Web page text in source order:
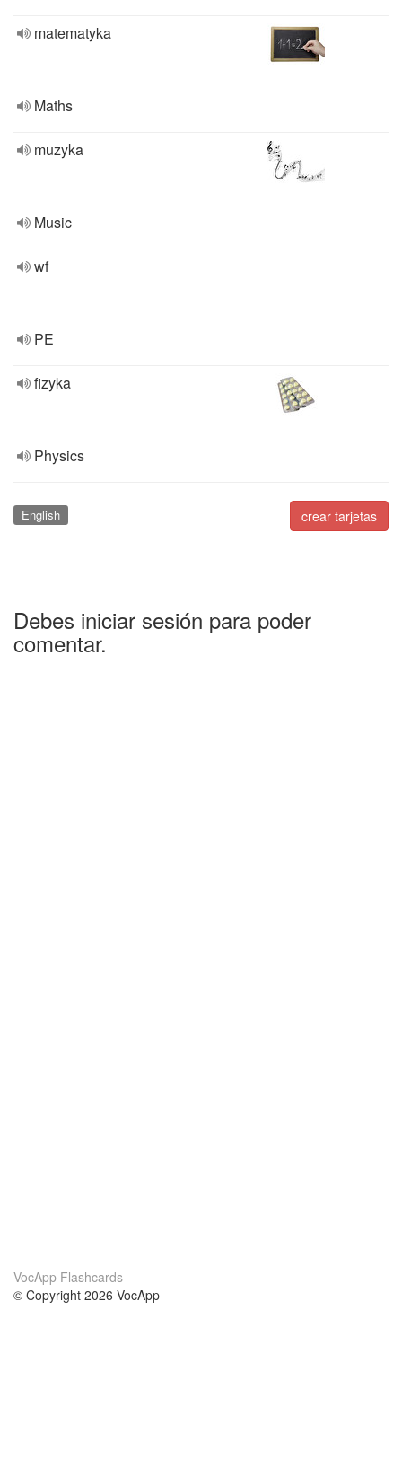
matematyka
Maths
muzyka
Music
wf
PE
fizyka
Physics
crear tarjetas
English
Debes iniciar sesión para poder
comentar.
VocApp Flashcards
© Copyright 2026 VocApp